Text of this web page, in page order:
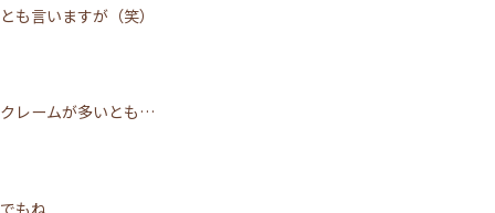
とも言いますが（笑）
クレームが多いとも…
でもね